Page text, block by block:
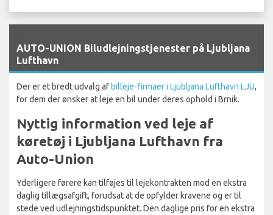
AUTO-UNION Biludlejningstjenester på Ljubljana
Lufthavn
Der er et bredt udvalg afbilleje-firmaer i Ljubljana Lufthavn LJU,
for dem der ønsker at leje en bil under deres ophold i Brnik.
Nyttig information ved leje af
køretøj i Ljubljana Lufthavn fra
Auto-Union
Yderligere førere kan tilføjes til lejekontrakten mod en ekstra
daglig tillægsafgift, forudsat at de opfylder kravene og er til
stede ved udlejningstidspunktet. Den daglige pris for en ekstra